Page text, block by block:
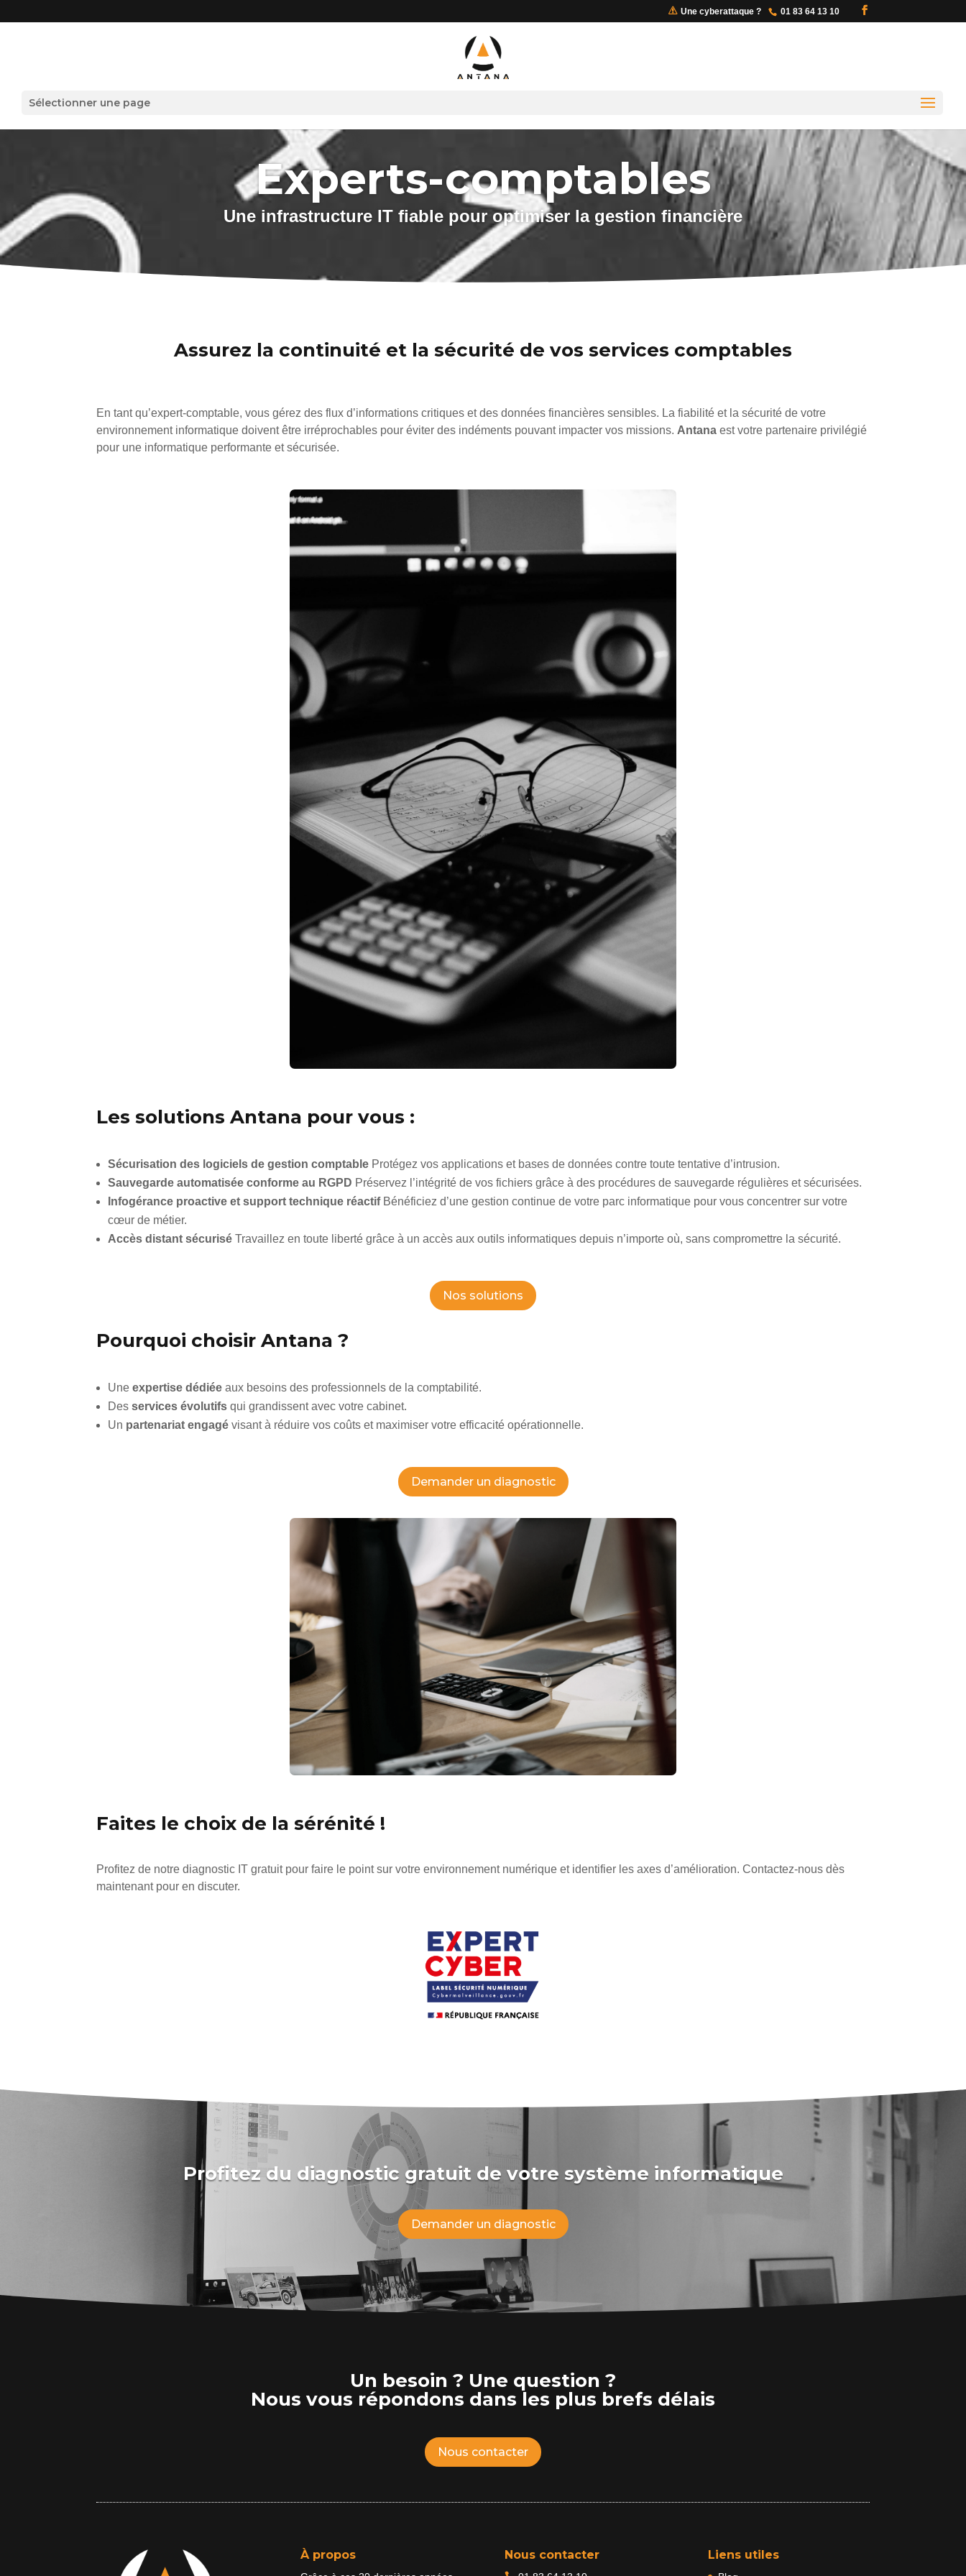
01 83 64 13 10
Une cyberattaque ?
Sélectionner une page
Experts-comptables
Une infrastructure IT fiable pour optimiser la gestion financière
Assurez la continuité et la sécurité de vos services comptables
En tant qu’expert-comptable, vous gérez des flux d’informations critiques et des données financières sensibles. La fiabilité et la sécurité de votre
environnement informatique doivent être irréprochables pour éviter des indéments pouvant impacter vos missions. Antana est votre partenaire privilégié
pour une informatique performante et sécurisée.
Les solutions Antana pour vous :
Sécurisation des logiciels de gestion comptable Protégez vos applications et bases de données contre toute tentative d’intrusion.
Sauvegarde automatisée conforme au RGPD Préservez l’intégrité de vos fichiers grâce à des procédures de sauvegarde régulières et sécurisées.
Infogérance proactive et support technique réactifBénéficiez d’une gestion continue de votre parc informatique pour vous concentrer sur votre
cœur de métier.
Accès distant sécurisé Travaillez en toute liberté grâce à un accès aux outils informatiques depuis n’importe où, sans compromettre la sécurité.
Nos solutions
Pourquoi choisir Antana ?
Uneexpertise dédiée aux besoins des professionnels de la comptabilité.
Desservices évolutifs qui grandissent avec votre cabinet.
Un partenariat engagé visant à réduire vos coûts et maximiser votre efficacité opérationnelle.
Demander un diagnostic
Faites le choix de la sérénité !
Profitez de notre diagnostic IT gratuit pour faire le point sur votre environnement numérique et identifier les axes d’amélioration. Contactez-nous dès
maintenant pour en discuter.
Profitez du diagnostic gratuit de votre système informatique
Demander un diagnostic
Un besoin ? Une question ?
Nous vous répondons dans les plus brefs délais
Nous contacter
À propos Nous contacter Liens utiles